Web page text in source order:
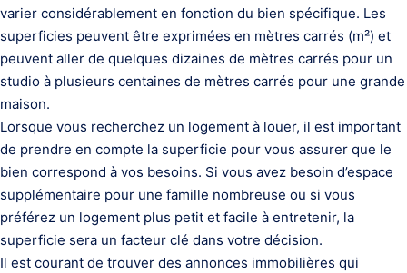
varier considérablement en fonction du bien spécifique. Les
superficies peuvent être exprimées en mètres carrés (m²) et
peuvent aller de quelques dizaines de mètres carrés pour un
studio à plusieurs centaines de mètres carrés pour une grande
maison.
Lorsque vous recherchez un logement à louer, il est important
de prendre en compte la superficie pour vous assurer que le
bien correspond à vos besoins. Si vous avez besoin d’espace
supplémentaire pour une famille nombreuse ou si vous
préférez un logement plus petit et facile à entretenir, la
superficie sera un facteur clé dans votre décision.
Il est courant de trouver des annonces immobilières qui